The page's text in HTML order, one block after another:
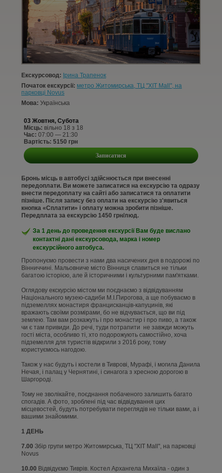
КОНТАКТИ
СТАТТІ
УВІЙТИ
РЕЄСТРАЦІЯ
Екскурсовод: Ірина Трапенок
Початок екскурсії: метро Житомирська, ТЦ "XIT Mall", на
парковці Novus
Мова: Українська
03 Жовтня, Субота
Місць: вільно 18 з 18
Час: 07:00 — 21:30
Вартість: 5150 грн
Записатися
Бронь місць в автобусі здійснюється при внесенні
передоплати. Ви можете записатися на екскурсію та одразу
внести передоплату на сайті або записатися та оплатити
пізніше. Після запису без оплати на екскурсію з'явиться
кнопка «Сплатити» і оплату можна зробити пізніше.
Передплата за екскурсію 1450 грн/люд.
За 1 день до проведення екскурсії Вам буде вислано
контактні дані екскурсовода, марка і номер
екскурсійного автобуса.
Пропонуємо провести з нами два насичених дня в подорожі по
Вінниччині. Мальовниче місто Вінниця славиться не тільки
багатою історією, але й історичними і культурними пам'ятками.
Оглядову екскурсію містом ми поєднаємо з відвідуванням
Національного музею-садиби М.І.Пирогова, а ще побуваємо в
підземеллях монастиря францисканців-капуцинів, які
вражають своїми розмірами, бо не відчувається, що ви під
землею. Там вам розкажуть і про монастир і про пиво, а також
чи є там привиди. До речі, туди потрапити не завжди можуть
гості міста, особливо ті, хто подорожують самостійно, хоча
підземелля для туристів відкрили з 2016 року, тому
користуємось нагодою.
Також у нас будуть і костели в Тиврові, Мурафі, і могила Данила
Нечая, і палац у Чернятині, і синагога з хресною дорогою в
Шаргороді.
Тому не зволікайте, поєднання побаченого залишить багато
спогадів. А фото, зроблені під час відвідування цих
місцевостей, будуть потребувати переглядів не тільки вами, а і
вашими знайомими.
1 ДЕНЬ
7.00 Збір групи метро Житомирська, ТЦ "XIT Mall", на парковці
Novus
10.00 Відвідуємо Тиврів. Костел Архангела Михаїла - один з